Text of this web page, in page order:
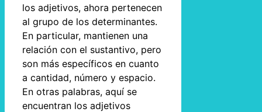
los adjetivos, ahora pertenecen
al grupo de los determinantes.
En particular, mantienen una
relación con el sustantivo, pero
son más específicos en cuanto
a cantidad, número y espacio.
En otras palabras, aquí se
encuentran los adjetivos